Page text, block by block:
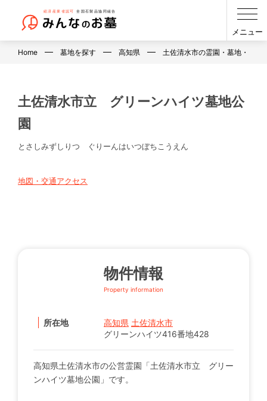
メニュー
Home 墓地を探す 高知県 土佐清水市の霊園・墓地・お墓
土佐清水市立 グリーンハイツ墓地公
園
とさしみずしりつ ぐりーんはいつぼちこうえん
地図・交通アクセス
物件情報
Property information
所在地 高知県 土佐清水市
グリーンハイツ416番地428
高知県土佐清水市の公営霊園「土佐清水市立 グリー
ンハイツ墓地公園」です。